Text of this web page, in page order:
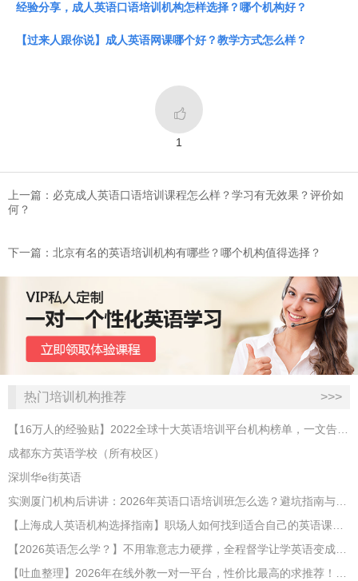
经验分享，成人英语口语培训机构怎样选择？哪个机构好？
【过来人跟你说】成人英语网课哪个好？教学方式怎么样？

1
上一篇：必克成人英语口语培训课程怎么样？学习有无效果？评价如
何？
下一篇：北京有名的英语培训机构有哪些？哪个机构值得选择？
热门培训机构推荐 >>>
【16万人的经验贴】2022全球十大英语培训平台机构榜单，一文告诉你
成都东方英语学校（所有校区）
深圳华e街英语
实测厦门机构后讲讲：2026年英语口语培训班怎么选？避坑指南与高效学习新范式
【上海成人英语机构选择指南】职场人如何找到适合自己的英语课程？
【2026英语怎么学？】不用靠意志力硬撑，全程督学让学英语变成日常习惯
【吐血整理】2026年在线外教一对一平台，性价比最高的求推荐！哪家效果好？